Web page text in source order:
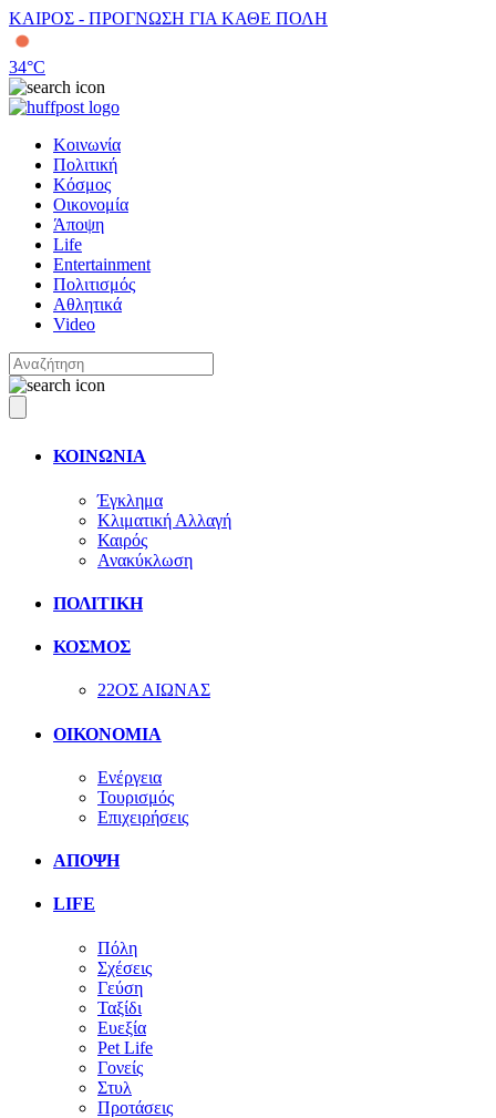
ΚΑΙΡΟΣ - ΠΡΟΓΝΩΣΗ ΓΙΑ ΚΑΘΕ ΠΟΛΗ
34°C
Κοινωνία
Πολιτική
Κόσμος
Οικονομία
Άποψη
Life
Entertainment
Πολιτισμός
Αθλητικά
Video
ΚΟΙΝΩΝΙΑ
Έγκλημα
Κλιματική Αλλαγή
Καιρός
Ανακύκλωση
ΠΟΛΙΤΙΚΗ
ΚΟΣΜΟΣ
22ΟΣ ΑΙΩΝΑΣ
ΟΙΚΟΝΟΜΙΑ
Ενέργεια
Τουρισμός
Επιχειρήσεις
ΑΠΟΨΗ
LIFE
Πόλη
Σχέσεις
Γεύση
Ταξίδι
Ευεξία
Pet Life
Γονείς
Στυλ
Προτάσεις